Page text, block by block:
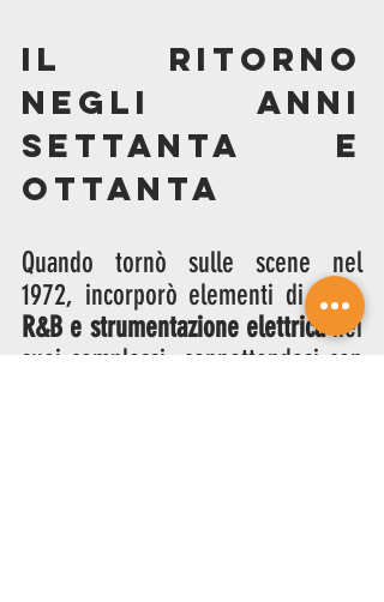
Il ritorno
negli anni
Settanta e
Ottanta
Quando tornò sulle scene nel
1972, incorporò elementi di funk,
R&B e strumentazione elettrica nei
suoi complessi, connettendosi con